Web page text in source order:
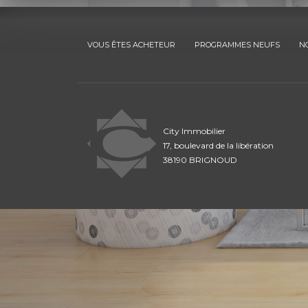
VOUS ÊTES ACHETEUR PROGRAMMES NEUFS
City Immobilier
17, boulevard de la libération
38190 BRIGNOUD